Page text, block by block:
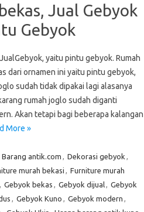
Jual Gebyok
Gebyok
yaitu pintu gebyok. Rumah
dari ornamen ini yaitu pintu gebyok,
sudah tidak dipakai lagi alasanya
rumah joglo sudah diganti
Akan tetapi bagi beberapa kalangan
More »
Barang antik.com , Dekorasi gebyok ,
murah bekasi , Furniture murah
, Gebyok bekas , Gebyok dijual, Gebyok
, Gebyok Kuno , Gebyok modern ,